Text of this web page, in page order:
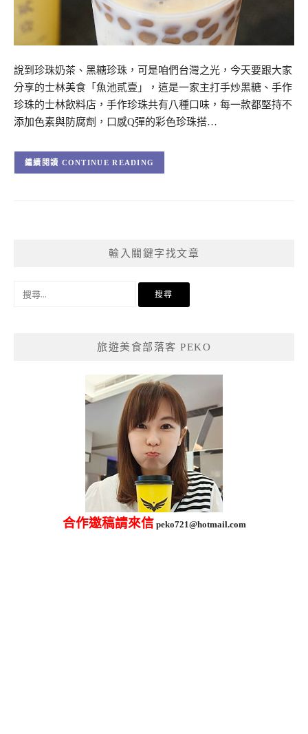
說到珍珠奶茶、黑糖珍珠，可是咱們台灣之光，今天要跟大家
分享的士林美食「魚池貳壹」，這是一家主打手炒黑糖、手作
珍珠的士林飲料店，手作珍珠共有八種口味，每一款都堅持不
添加色素與防腐劑，口感Q彈的彩色珍珠搭…
CONTINUE READING
輸入關鍵字找文章
旅遊美食部落客 PEKO
合作邀稿請來信 peko721@hotmail.com